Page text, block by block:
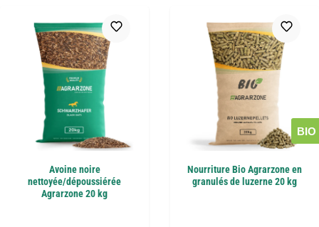
Avoine noire
nettoyée/dépoussiérée
Agrarzone 20 kg
BIO
Nourriture Bio Agrarzone en
granulés de luzerne 20 kg